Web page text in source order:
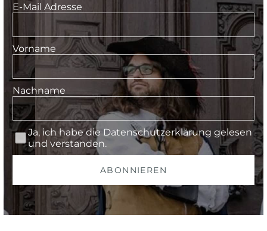
E-Mail Adresse
Vorname
Nachname
Ja, ich habe die Datenschutzerklärung gelesen
und verstanden.
ABONNIEREN